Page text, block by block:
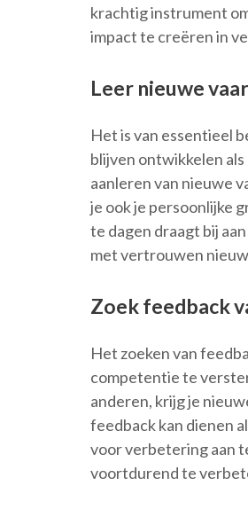
krachtig instrument
impact te creëren in
Leer nieuwe
Het is van essentieel
blijven ontwikkelen
aanleren van nieuwe
je ook je persoonlijke
te dagen draagt bij
met vertrouwen
Zoek feedback
Het zoeken van
competentie te
anderen, krijg je
feedback kan dienen
voor verbetering aan
voortdurend te